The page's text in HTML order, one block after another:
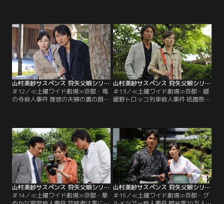
（原田龍二）という新聞記者の恋人
がいる。ある朝、夏目とともに仕事
で嵐山の法輪寺に出かけた和美は、
石段の下で倒れている若い男を発見
する。
娘・和美（藤谷美紀）は、編集プロ
ダクション『唐竹企画』の記者兼カ
メラマン。ある日、映画の主演女
優・愛川有紀の取材でロケ現場に出
かけた和美は…。
山村美紗サスペンス 狩矢父娘シリーズ ＃12
＃12／≪土曜ワイド劇場≫京都・竜
の寺殺人事件 理想の夫婦の裏の顔！
紀）は、編集プロダクション『唐竹
企画』の記者兼カメラマン。夏目利
彦（原田龍二）という新聞記者の恋
人がいる。“理想の夫婦を探せ”とい
う特集記事のため…。
山村美紗サスペンス 狩矢父娘シリーズ ＃13
＃13／≪土曜ワイド劇場≫京都・嵯
峨野トロッコ列車殺人事件 祇園祭愛
（藤谷美紀）は、編集プロダクショ
ン『唐竹企画』の記者兼カメラマ
ン。夏目利彦（原田龍二）という新
聞記者の恋人がいる。
山村美紗サスペンス 狩矢父娘シリーズ ＃14
＃14／≪土曜ワイド劇場≫京都・華
山村美紗サスペンス 狩矢父娘シリーズ ＃15
＃15／≪土曜ワイド劇場≫京都・グ